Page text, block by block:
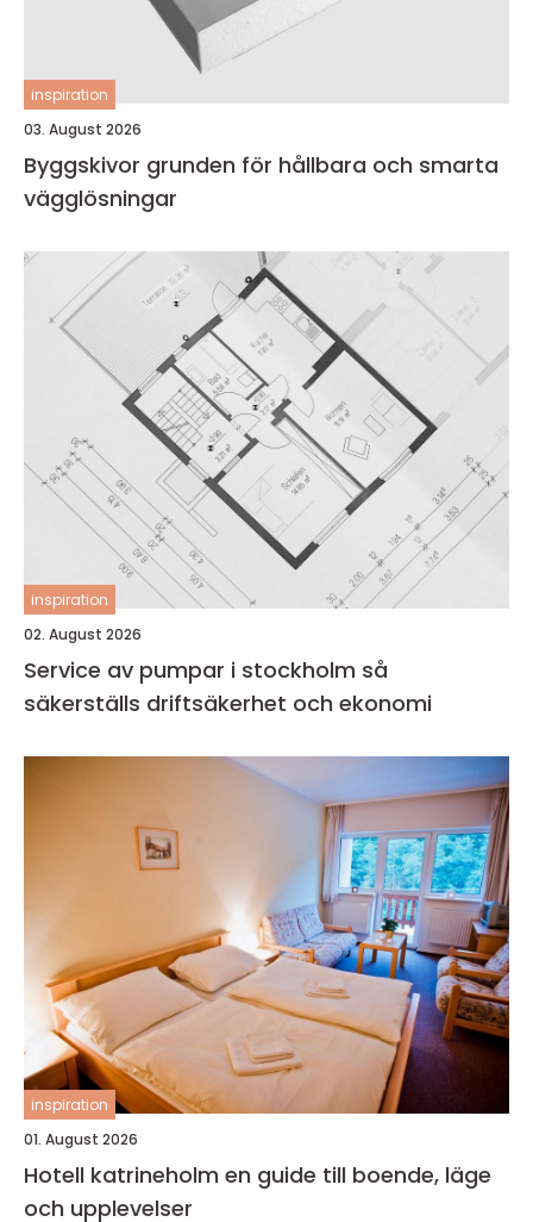
inspiration
03. August 2026
Byggskivor grunden för hållbara och smarta
vägglösningar
inspiration
02. August 2026
Service av pumpar i stockholm så
säkerställs driftsäkerhet och ekonomi
inspiration
01. August 2026
Hotell katrineholm en guide till boende, läge
och upplevelser